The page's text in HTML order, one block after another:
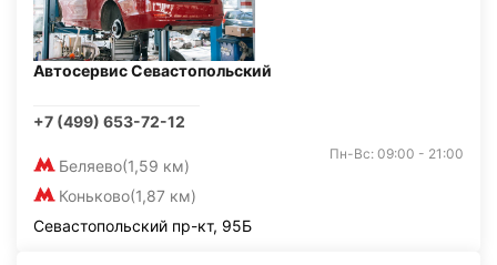
Автосервис Севастопольский
+7 (499) 653-72-12
Беляево(1,59 км)
Коньково(1,87 км)
Пн-Вс: 09:00 - 21:00
Севастопольский пр-кт, 95Б